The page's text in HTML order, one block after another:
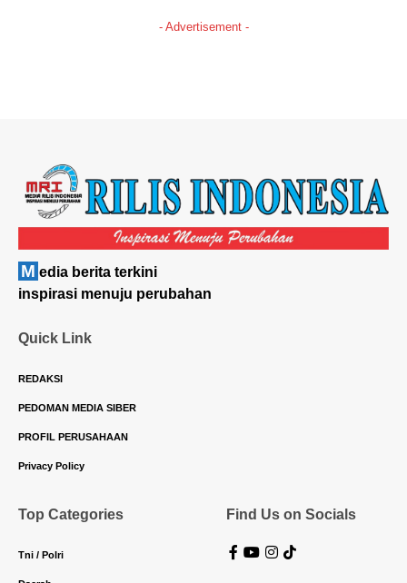
- Advertisement -
M edia berita terkini
inspirasi menuju perubahan
Quick Link
REDAKSI
PEDOMAN MEDIA SIBER
PROFIL PERUSAHAAN
Privacy Policy
Top Categories
Tni / Polri
Find Us on Socials